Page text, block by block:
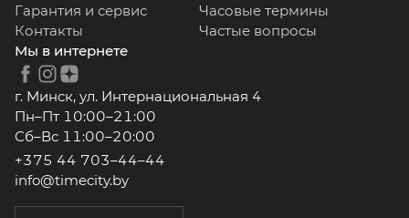
Гарантия и сервис
Часовые термины
Контакты
Частые вопросы
Мы в интернете
г. Минск, ул. Интернациональная 4
Пн–Пт 10:00–21:00
Сб–Вс 11:00–20:00
+375 44 703–44–44
info@timecity.by